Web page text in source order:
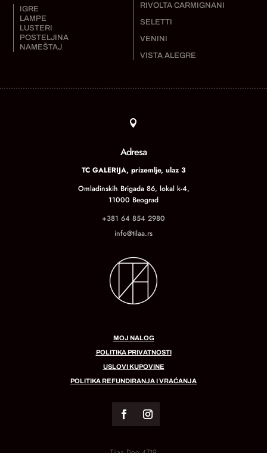
IGRE
LAMPE
LUSTERI
POSTELJINA
NAMEŠTAJ
RIVOLTA CARMIGNANI
SELETTI
VENINI
VISTA ALEGRE

Adresa
TC GALERIJA, prizemlje, ulaz 3
Omladinskih Brigada 86, lokal k-4,
11000 Beograd
+381 64 854 2980
info@tilaa.rs
MOJ NALOG
POLITIKA PRIVATNOSTI
USLOVI KUPOVINE
POLITIKA REFUNDIRANJA I VRAĆANJA